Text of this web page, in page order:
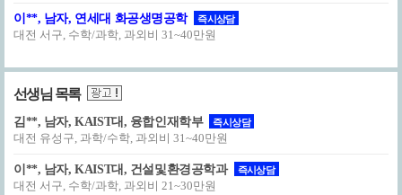
이**, 남자, 연세대 화공생명공학 즉시상담
대전 서구, 수학/과학, 과외비 31~40만원
선생님 목록
김**, 남자, KAIST대, 융합인재학부 즉시상담
대전 유성구, 과학/수학, 과외비 31~40만원
이**, 남자, KAIST대, 건설및환경공학과 즉시상담
대전 서구, 수학/과학, 과외비 21~30만원